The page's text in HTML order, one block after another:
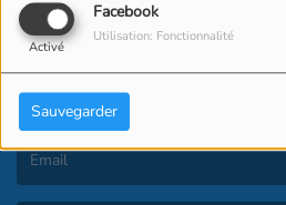
Facebook
Activé
Utilisation: Fonctionnalité
Sauvegarder
CONTACT
(Le nom est obligatoire. )